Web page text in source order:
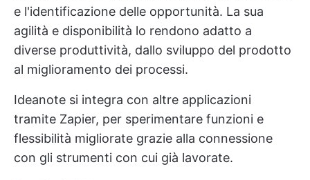
e l'identificazione delle opportunità. La sua
agilità e disponibilità lo rendono adatto a
diverse produttività, dallo sviluppo del prodotto
al miglioramento dei processi.
Ideanote si integra con altre applicazioni
tramite Zapier, per sperimentare funzioni e
flessibilità migliorate grazie alla connessione
con gli strumenti con cui già lavorate.